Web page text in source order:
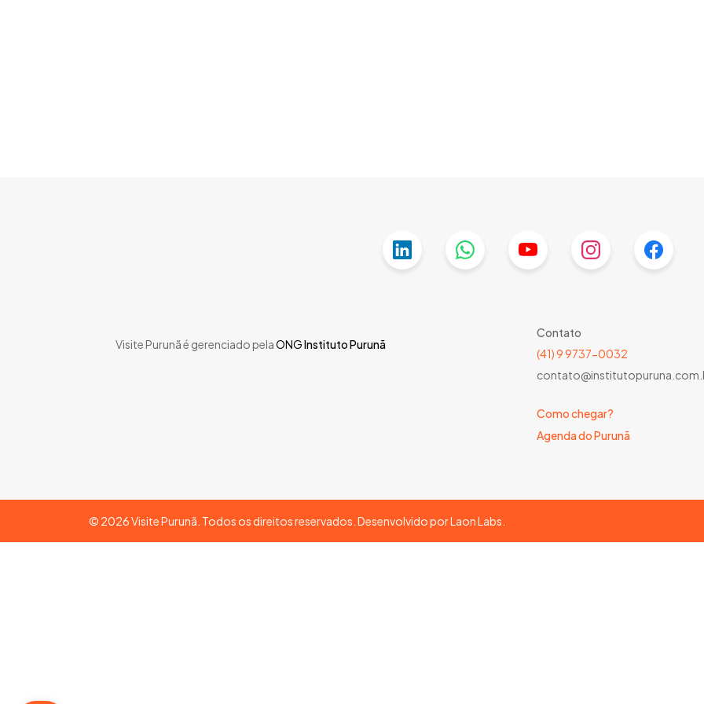
Visite Purunã é gerenciado pelaONGInstituto Purunã
Contato
(41) 9 9737-0032
Como chegar?
Agenda do Purunã
© 2026Visite Purunã. Todos os direitos reservados. Desenvolvido porLaon Labs